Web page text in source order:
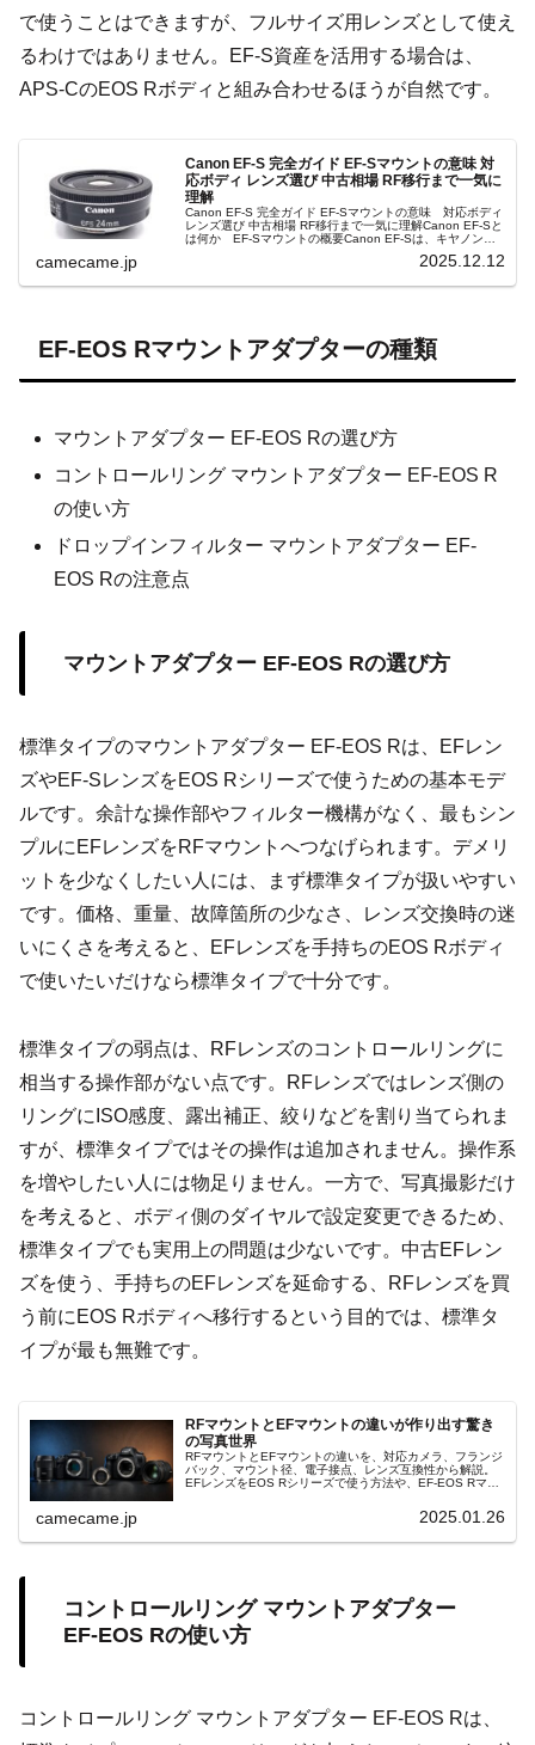
で使うことはできますが、フルサイズ用レンズとして使え
るわけではありません。EF-S資産を活用する場合は、
APS-CのEOS Rボディと組み合わせるほうが自然です。
Canon EF-S 完全ガイド EF-Sマウントの意味 対
応ボディ レンズ選び 中古相場 RF移行まで一気に
理解
Canon EF-S 完全ガイド EF-Sマウントの意味 対応ボディ
レンズ選び 中古相場 RF移行まで一気に理解Canon EF-Sと
は何か EF-Sマウントの概要Canon EF-Sは、キヤノンの
camecame.jp 2025.12.12
EF-EOS Rマウントアダプターの種類
マウントアダプター EF-EOS Rの選び方
コントロールリング マウントアダプター EF-EOS R
の使い方
ドロップインフィルター マウントアダプター EF-
EOS Rの注意点
マウントアダプター EF-EOS Rの選び方
標準タイプのマウントアダプター EF-EOS Rは、EFレン
ズやEF-SレンズをEOS Rシリーズで使うための基本モデ
ルです。余計な操作部やフィルター機構がなく、最もシン
プルにEFレンズをRFマウントへつなげられます。デメリ
ットを少なくしたい人には、まず標準タイプが扱いやすい
です。価格、重量、故障箇所の少なさ、レンズ交換時の迷
いにくさを考えると、EFレンズを手持ちのEOS Rボディ
で使いたいだけなら標準タイプで十分です。
標準タイプの弱点は、RFレンズのコントロールリングに
相当する操作部がない点です。RFレンズではレンズ側の
リングにISO感度、露出補正、絞りなどを割り当てられま
すが、標準タイプではその操作は追加されません。操作系
を増やしたい人には物足りません。一方で、写真撮影だけ
を考えると、ボディ側のダイヤルで設定変更できるため、
標準タイプでも実用上の問題は少ないです。中古EFレン
ズを使う、手持ちのEFレンズを延命する、RFレンズを買
う前にEOS Rボディへ移行するという目的では、標準タ
イプが最も無難です。
RFマウントとEFマウントの違いが作り出す驚き
の写真世界
RFマウントとEFマウントの違いを、対応カメラ、フランジ
バック、マウント径、電子接点、レンズ互換性から解説。
EFレンズをEOS Rシリーズで使う方法や、EF-EOS Rマウ
camecame.jp 2025.01.26
コントロールリング マウントアダプター
EF-EOS Rの使い方
コントロールリング マウントアダプター EF-EOS Rは、